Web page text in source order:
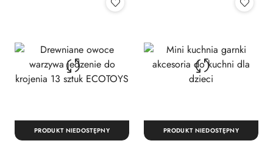
PRODUKT NIEDOSTĘPNY PRODUKT NIEDOSTĘPNY